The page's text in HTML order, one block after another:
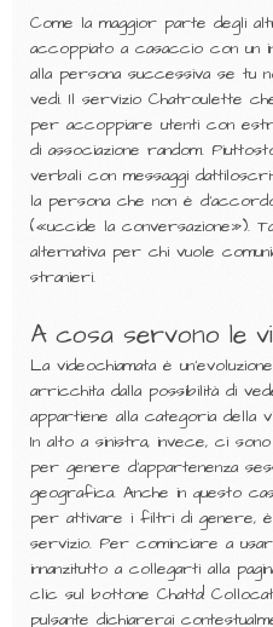
Come la maggior parte degli
accoppiato a casaccio con un
alla persona successiva se tu
vedi. Il servizio Chatroulette
per accoppiare utenti con
di associazione random.
verbali con messaggi
la persona che non è
(«uccide la conversazione»).
alternativa per chi vuole
stranieri.
A cosa servono le
La videochiamata è
arricchita dalla possibilità di
appartiene alla categoria della
In alto a sinistra, invece, ci
per genere d’appartenenza
geografica. Anche in questo
per attivare i filtri di genere,
servizio. Per cominciare a
innanzitutto a collegarti alla
clic sul bottone Chatta!
pulsante dichiarerai